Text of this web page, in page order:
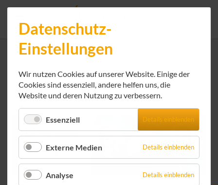
Datenschutz-
Einstellungen
Wir nutzen Cookies auf unserer Website. Einige der
Cookies sind essenziell, andere helfen uns, die
Website und deren Nutzung zu verbessern.
Essenziell Details einblenden
Externe Medien Details einblenden
Analyse Details einblenden